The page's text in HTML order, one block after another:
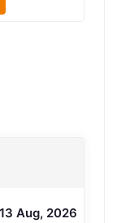
Aug, 2026